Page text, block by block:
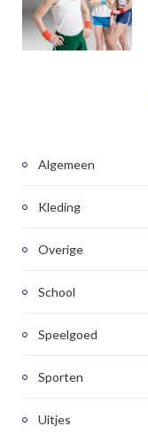
Algemeen
Kleding
Overige
School
Speelgoed
Sporten
Uitjes